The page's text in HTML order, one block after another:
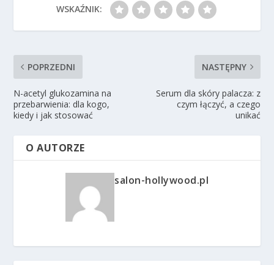
WSKAŹNIK:
POPRZEDNI
N-acetyl glukozamina na
przebarwienia: dla kogo,
kiedy i jak stosować
NASTĘPNY
Serum dla skóry palacza: z
czym łączyć, a czego
unikać
O AUTORZE
salon-hollywood.pl